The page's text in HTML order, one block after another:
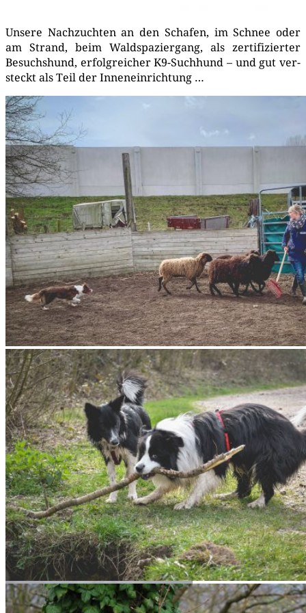
Unse­re Nach­zuch­ten an den Scha­fen, im Schnee oder
am Strand, beim Wald­spa­zier­gang, als zer­ti­fi­zier­ter
Besuchs­hund, erfolg­rei­cher K9-Such­hund – und gut ver­
steckt als Teil der Innen­ein­rich­tung …
Edda, Broad­me­a­dows Almost Rosey
Joey, Broad­me­a­dows Black Diamond